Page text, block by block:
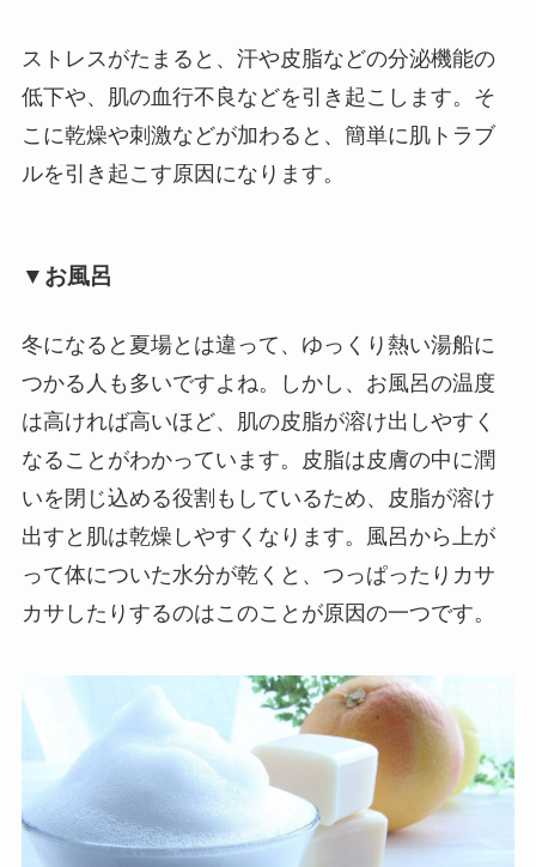
ストレスがたまると、汗や皮脂などの分泌機能の
低下や、肌の血行不良などを引き起こします。そ
こに乾燥や刺激などが加わると、簡単に肌トラブ
ルを引き起こす原因になります。
▼お風呂
冬になると夏場とは違って、ゆっくり熱い湯船に
つかる人も多いですよね。しかし、お風呂の温度
は高ければ高いほど、肌の皮脂が溶け出しやすく
なることがわかっています。皮脂は皮膚の中に潤
いを閉じ込める役割もしているため、皮脂が溶け
出すと肌は乾燥しやすくなります。風呂から上が
って体についた水分が乾くと、つっぱったりカサ
カサしたりするのはこのことが原因の一つです。